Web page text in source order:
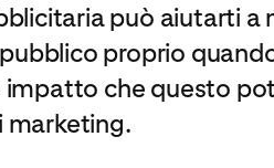
può aiutarti a
proprio
che questo
marketing.